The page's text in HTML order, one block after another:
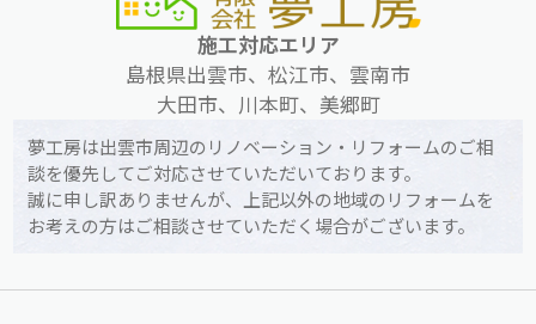
施工対応エリア
島根県出雲市、松江市、雲南市
大田市、川本町、美郷町
夢工房は出雲市周辺のリノベーション・リフォームのご相
談を優先してご対応させていただいております。
誠に申し訳ありませんが、上記以外の地域のリフォームを
お考えの方はご相談させていただく場合がございます。